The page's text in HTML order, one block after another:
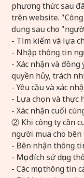
phương thức sau
trên website.
dung sau cho
- Tìm kiếm và lựa
- Nhập thông tin
- Xác nhận và
quyền hủy, trách
- Yêu cầu và xác
- Lựa chọn và thực
- Xác nhận cuối
② Khi công ty cần
người mua cho
- Bên nhận thông
- Mục đích sử dụng
- Các mục thông tin